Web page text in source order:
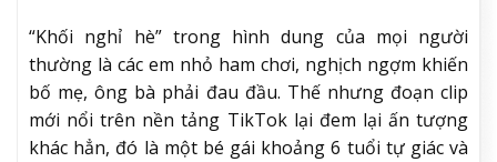
“Khối nghỉ hè” trong hình dung của mọi người
thường là các em nhỏ ham chơi, nghịch ngợm khiến
bố mẹ, ông bà phải đau đầu. Thế nhưng đoạn clip
mới nổi trên nền tảng TikTok lại đem lại ấn tượng
khác hẳn, đó là một bé gái khoảng 6 tuổi tự giác và